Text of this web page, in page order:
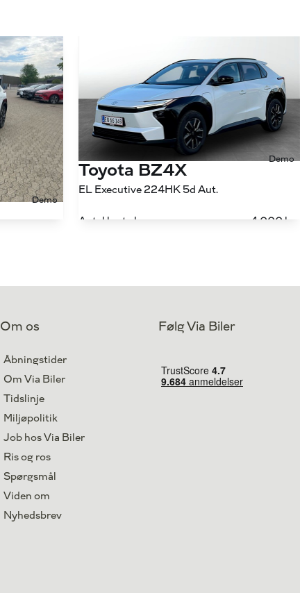
Demo
Højbjerg
Demo
Toyota BZ4X
EL Executive 224HK 5d Aut.
Antal kørte km
4.000 km
Lokation
Brøndby
Om os
Åbningstider
Om Via Biler
Tidslinje
Miljøpolitik
Job hos Via Biler
Ris og ros
Spørgsmål
Viden om
Nyhedsbrev
Følg Via Biler